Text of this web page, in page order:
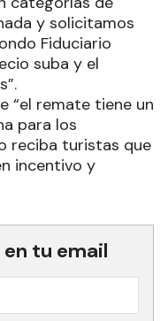
y solicitamos
Fiduciario
suba y el
“el remate tiene un
para los
reciba turistas que
incentivo y
tu email